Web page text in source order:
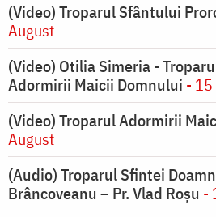
(Video) Troparul Sfântului
August
(Video) Otilia Simeria -
Adormirii Maicii Domnului -
(Video) Troparul Adormirii
August
(Audio) Troparul Sfintei
Brâncoveanu – Pr. Vlad Roșu -